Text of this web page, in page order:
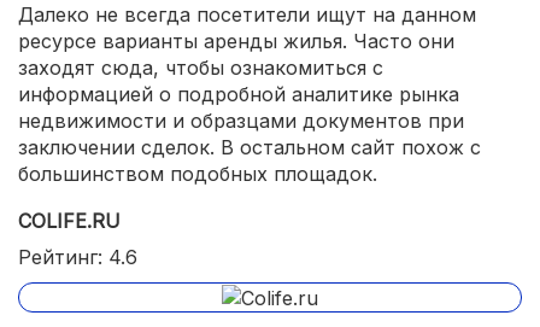
Далеко не всегда посетители ищут на данном
ресурсе варианты аренды жилья. Часто они
заходят сюда, чтобы ознакомиться с
информацией о подробной аналитике рынка
недвижимости и образцами документов при
заключении сделок. В остальном сайт похож с
большинством подобных площадок.
COLIFE.RU
Рейтинг: 4.6